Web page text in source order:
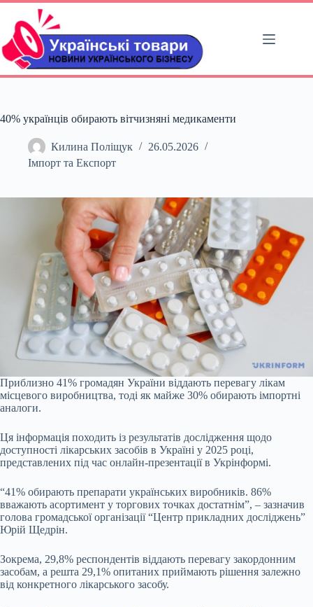
Перейти
вмісту
40% українців обирають вітчизняні медикаменти
Килина Поліщук
26.05.2026
Імпорт та Експорт
Приблизно 41% громадян України віддають перевагу лікам
місцевого виробництва, тоді як майже 30% обирають імпортні
аналоги.
Ця інформація походить із результатів дослідження щодо
доступності лікарських засобів в Україні у 2025 році,
представлених під час онлайн-презентації в Укрінформі.
“41% обирають препарати українських виробників. 86%
вважають асортимент у торгових точках достатнім”, – зазначив
голова громадської організації “Центр прикладних досліджень”
Юрій Щедрін.
Зокрема, 29,8% респондентів віддають перевагу закордонним
засобам, а решта 29,1% опитаних приймають рішення залежно
від конкретного лікарського засобу.